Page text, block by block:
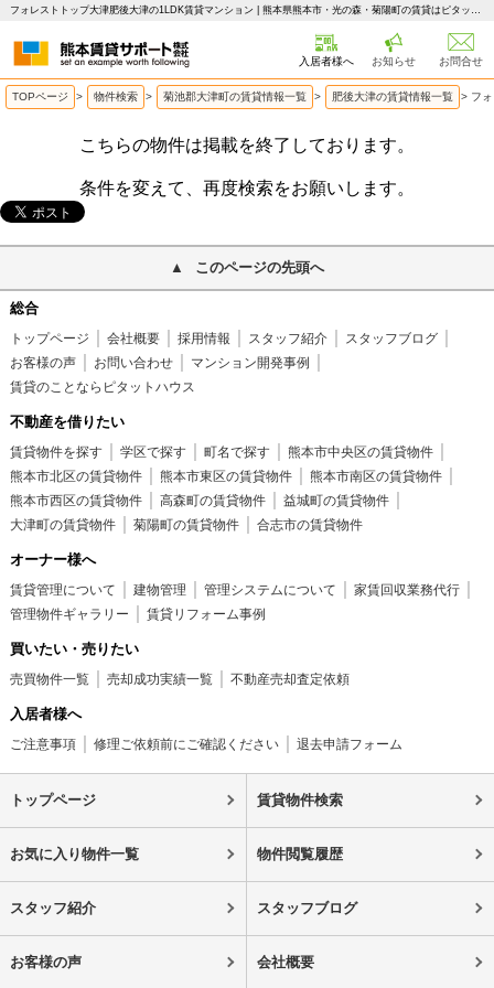
フォレストトップ大津肥後大津の1LDK賃貸マンション | 熊本県熊本市・光の森・菊陽町の賃貸はピタットハウス 熊本賃貸サポート
入居者様へ お知らせ お問合せ
TOPページ > 物件検索 > 菊池郡大津町の賃貸情報一覧 > 肥後大津の賃貸情報一覧 > フ
こちらの物件は掲載を終了しております。
条件を変えて、再度検索をお願いします。
このページの先頭へ
総合
トップページ 会社概要 採用情報 スタッフ紹介
スタッフブログ
お客様の声
お問い合わせ
マンション開発事例
賃貸のことならピタットハウス
不動産を借りたい
賃貸物件を探す 学区で探す 町名で探す
熊本市中央区の賃貸物件
熊本市北区の賃貸物件
熊本市東区の賃貸物件
熊本市南区の賃貸物件
熊本市西区の賃貸物件
高森町の賃貸物件
益城町の賃貸物件
大津町の賃貸物件
菊陽町の賃貸物件 合志市の賃貸物件
オーナー様へ
賃貸管理について 建物管理 管理システムについて
家賃回収業務代行
管理物件ギャラリー
賃貸リフォーム事例
買いたい・売りたい
売買物件一覧 売却成功実績一覧 不動産売却査定依頼
入居者様へ
ご注意事項 修理ご依頼前にご確認ください 退去申請フォーム
トップページ 賃貸物件検索
お気に入り物件一覧 物件閲覧履歴
スタッフ紹介 スタッフブログ
お客様の声 会社概要